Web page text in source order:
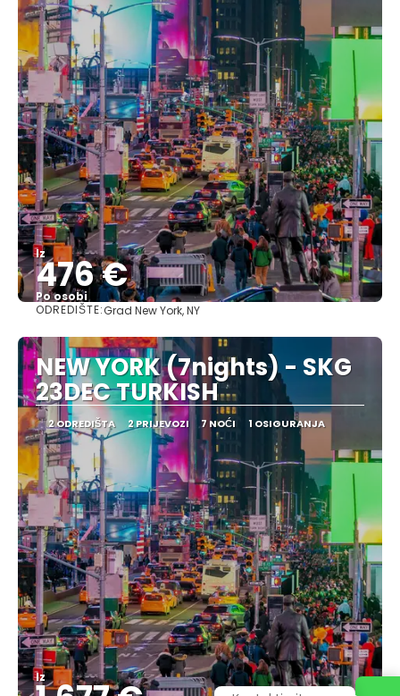
Iz
476 €
Po osobi
Vidjeti
ODREDIŠTE:Grad New York, NY
NEW YORK (7nights) - SKG
23DEC TURKISH
2 ODREDIŠTA 2 PRIJEVOZI 7 NOĆI 1 OSIGURANJA
Iz